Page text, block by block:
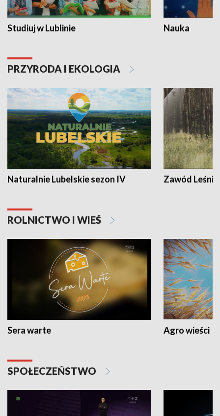
Studiuj w Lublinie Nauka
PRZYRODA I EKOLOGIA
Naturalnie Lubelskie sezon IV Zawód Leśnik
ROLNICTWO I WIEŚ
Sera warte Agro wieści
SPOŁECZEŃSTWO